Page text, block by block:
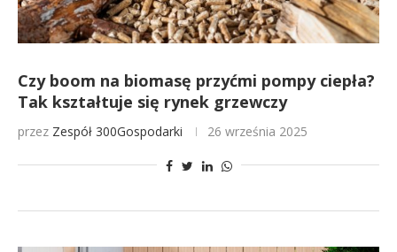
Czy boom na biomasę przyćmi pompy ciepła?
Tak kształtuje się rynek grzewczy
przez Zespół 300Gospodarki 26 września 2025